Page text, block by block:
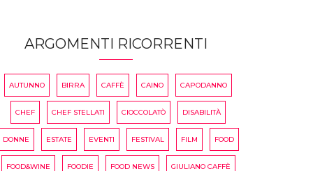
ARGOMENTI RICORRENTI
AUTUNNO BIRRA CAFFÈ CAINO CAPODANNO
CHEF CHEF STELLATI CIOCCOLATÒ DISABILITÀ
DONNE ESTATE EVENTI FESTIVAL FILM FOOD
FOOD&WINE FOODIE FOOD NEWS GIULIANO CAFFÈ